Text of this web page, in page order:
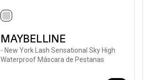
selected
MAYBELLINE
- New York Lash Sensational Sky High
Waterproof Máscara de Pestanas